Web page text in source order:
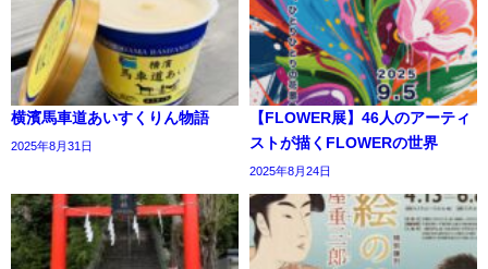
横濱馬車道あいすくりん物語
2025年8月31日
【FLOWER展】46人のアーティ
ストが描くFLOWERの世界
2025年8月24日